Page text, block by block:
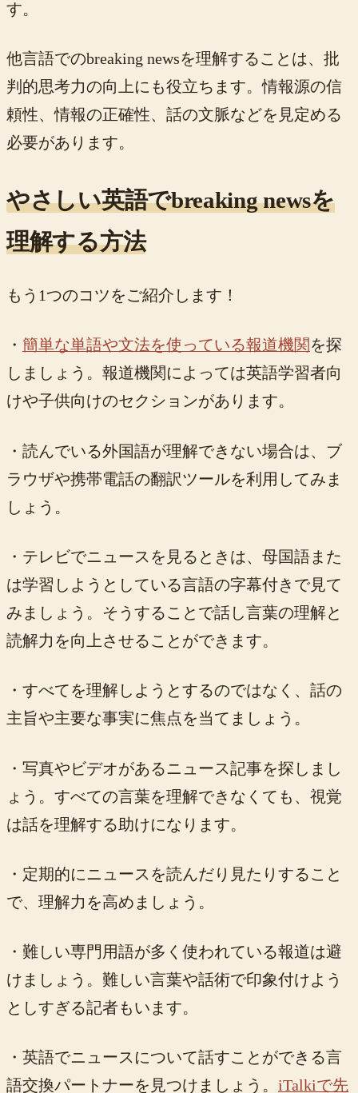
す。
他言語でのbreaking newsを理解することは、批
判的思考力の向上にも役立ちます。情報源の信
頼性、情報の正確性、話の文脈などを見定める
必要があります。
やさしい英語でbreaking newsを
理解する方法
もう1つのコツをご紹介します！
・ 簡単な単語や文法を使っている報道機関を探
しましょう。報道機関によっては英語学習者向
けや子供向けのセクションがあります。
・読んでいる外国語が理解できない場合は、ブ
ラウザや携帯電話の翻訳ツールを利用してみま
しょう。
・テレビでニュースを見るときは、母国語また
は学習しようとしている言語の字幕付きで見て
みましょう。そうすることで話し言葉の理解と
読解力を向上させることができます。
・すべてを理解しようとするのではなく、話の
主旨や主要な事実に焦点を当てましょう。
・写真やビデオがあるニュース記事を探しまし
ょう。すべての言葉を理解できなくても、視覚
は話を理解する助けになります。
・定期的にニュースを読んだり見たりすること
で、理解力を高めましょう。
・難しい専門用語が多く使われている報道は避
けましょう。難しい言葉や話術で印象付けよう
としすぎる記者もいます。
・英語でニュースについて話すことができる言
語交換パートナーを見つけましょう。 iTalkiで先